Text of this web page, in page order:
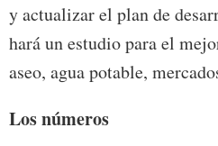
y actualizar el plan de
hará un estudio para el
aseo, agua potable,
Los números